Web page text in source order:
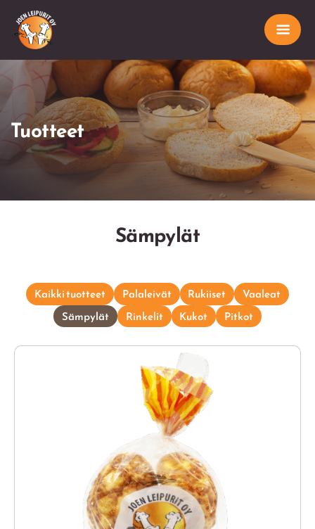
Tuotteet
Sämpylät
Kaikki tuotteet Palaleivät Rukiiset
Vaaleat
Sämpylät
Rinkelit Kukot Pitkot